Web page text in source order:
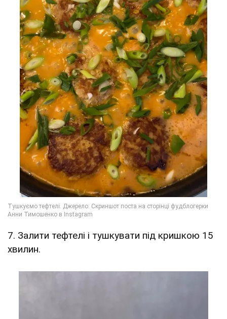
7. Залити тефтелі і тушкувати під кришкою 15
хвилин.